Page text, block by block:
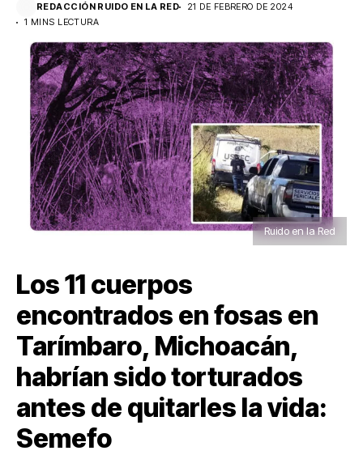
REDACCIÓN RUIDO EN LA RED
21 DE FEBRERO DE 2024
1 MINS LECTURA
Ruido en la Red
Los 11 cuerpos
encontrados en fosas en
Tarímbaro, Michoacán,
habrían sido torturados
antes de quitarles la vida:
Semefo